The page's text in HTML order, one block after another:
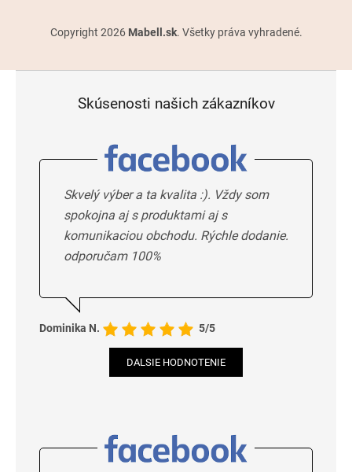
Copyright 2026 Mabell.sk. Všetky práva vyhradené.
Skúsenosti našich zákazníkov
Skvelý výber a ta kvalita :). Vždy som
spokojna aj s produktami aj s
komunikaciou obchodu. Rýchle dodanie.
odporučam 100%
Dominika N. 5/5
DALSIE HODNOTENIE